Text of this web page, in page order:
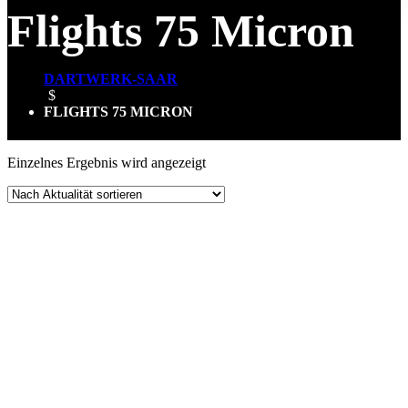
Flights 75 Micron
DARTWERK-SAAR
$
FLIGHTS 75 MICRON
Einzelnes Ergebnis wird angezeigt